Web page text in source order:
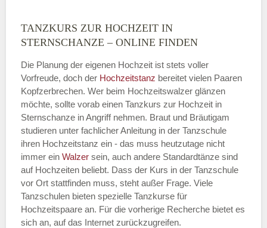
Montag
—
ÖFFNUNGSZEITEN HINZUFÜGEN
Dienstag
—
ÖFFNUNGSZEITEN HINZUFÜGEN
TANZKURS ZUR HOCHZEIT IN
STERNSCHANZE – ONLINE FINDEN
Die Planung der eigenen Hochzeit ist stets voller
Vorfreude, doch der Hochzeitstanz bereitet vielen Paaren
Kopfzerbrechen. Wer beim Hochzeitswalzer glänzen
möchte, sollte vorab einen Tanzkurs zur Hochzeit in
Sternschanze in Angriff nehmen. Braut und Bräutigam
studieren unter fachlicher Anleitung in der Tanzschule
ihren Hochzeitstanz ein - das muss heutzutage nicht
immer ein Walzer sein, auch andere Standardtänze sind
auf Hochzeiten beliebt. Dass der Kurs in der Tanzschule
vor Ort stattfinden muss, steht außer Frage. Viele
Tanzschulen bieten spezielle Tanzkurse für
Hochzeitspaare an. Für die vorherige Recherche bietet es
sich an, auf das Internet zurückzugreifen.